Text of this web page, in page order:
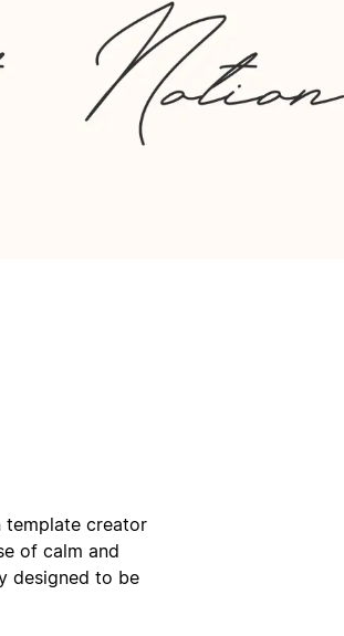
template creator
of calm and
designed to be